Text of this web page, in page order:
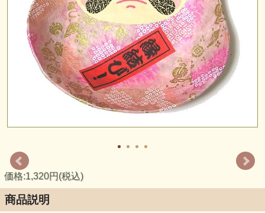
価格:1,320円(税込)
商品説明